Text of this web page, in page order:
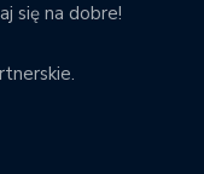
się na dobre!